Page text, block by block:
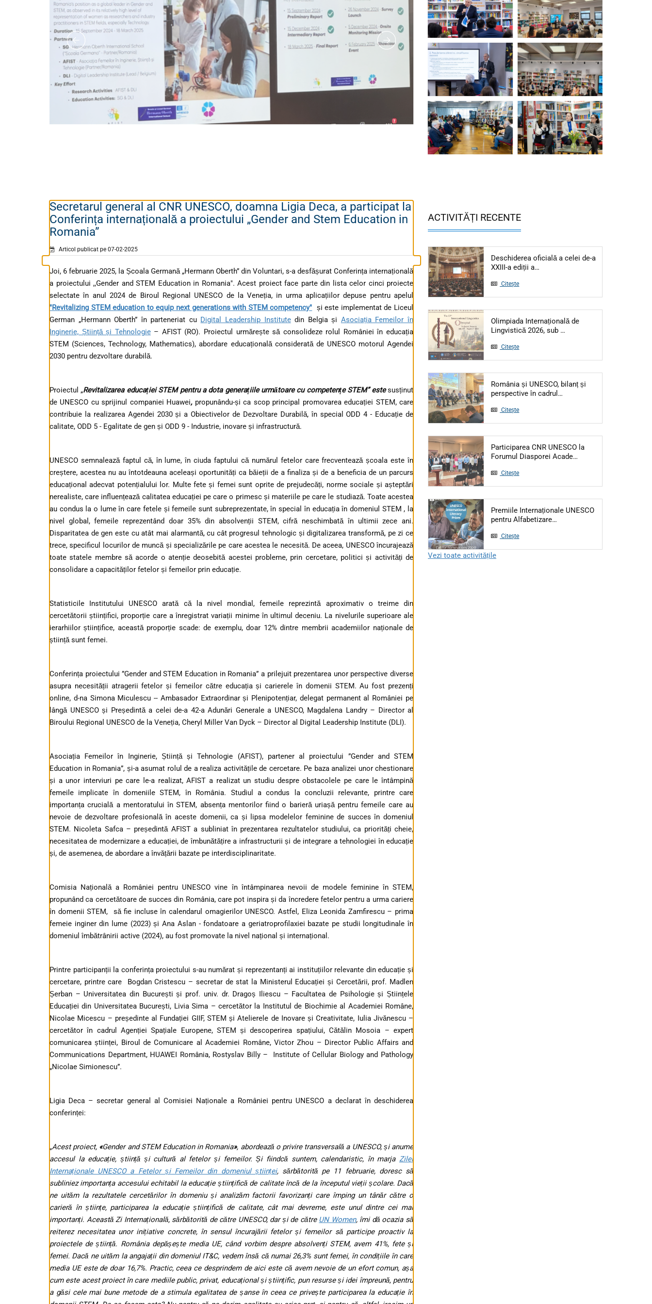
Secretarul general al CNR UNESCO, doamna Ligia Deca, a participat la
Conferința internațională a proiectului „Gender and Stem Education in
Romania”
Articol publicat pe 07-02-2025
Joi, 6 februarie 2025, la Școala Germană „Hermann Oberth” din Voluntari, s-a desfășurat Conferința internațională
a proiectului ,,Gender and STEM Education in Romania". Acest proiect face parte din lista celor cinci proiecte
selectate în anul 2024 de Biroul Regional UNESCO de la Veneția, in urma aplicațiilor depuse pentru apelul
"Revitalizing STEM education to equip next generations with STEM competency" și este implementat de Liceul
German „Hermann Oberth” în parteneriat cu Digital Leadership Institutedin Belgia și Asociația Femeilor în
Inginerie, Știință și Tehnologie– AFIST (RO). Proiectul urmărește să consolideze rolul României în educația
STEM (Sciences, Technology, Mathematics), abordare educațională considerată de UNESCO motorul Agendei
2030 pentru dezvoltare durabilă.
Proiectul „Revitalizarea educației STEM pentru a dota generațiile următoare cu competențe STEM” estesusținut
de UNESCO cu sprijinul companiei Huawei, propunându-și ca scop principal promovarea educației STEM, care
contribuie la realizarea Agendei 2030 și a Obiectivelor de Dezvoltare Durabilă, în special ODD 4 - Educație de
calitate, ODD 5 - Egalitate de gen și ODD 9 - Industrie, inovare și infrastructură.
UNESCO semnalează faptul că, în lume, în ciuda faptului că numărul fetelor care frecventează școala este în
creștere, acestea nu au întotdeauna aceleași oportunități ca băieții de a finaliza și de a beneficia de un parcurs
educațional adecvat potențialului lor. Multe fete și femei sunt oprite de prejudecăți, norme sociale și așteptări
nerealiste, care influențează calitatea educației pe care o primesc și materiile pe care le studiază. Toate acestea
au condus la o lume în care fetele și femeile sunt subreprezentate, în special în educația în domeniul STEM , la
nivel global, femeile reprezentând doar 35% din absolvenții STEM, cifră neschimbată în ultimii zece ani.
Disparitatea de gen este cu atât mai alarmantă, cu cât progresul tehnologic și digitalizarea transformă, pe zi ce
trece, specificul locurilor de muncă și specializările pe care acestea le necesită. De aceea, UNESCO încurajează
toate statele membre să acorde o atenție deosebită acestei probleme, prin cercetare, politici și activități de
consolidare a capacităților fetelor și femeilor prin educație.
Statisticile Institutului UNESCO arată că la nivel mondial, femeile reprezintă aproximativ o treime din
cercetătorii științifici, proporție care a înregistrat variații minime în ultimul deceniu. La nivelurile superioare ale
ierarhiilor științifice, această proporție scade: de exemplu, doar 12% dintre membrii academiilor naționale de
știință sunt femei.
Conferința proiectului ”Gender and STEM Education in Romania” a prilejuit prezentarea unor perspective diverse
asupra necesității atragerii fetelor și femeilor către educația și carierele în domenii STEM. Au fost prezenți
online, d-na Simona Miculescu -- Ambasador Extraordinar și Plenipotențiar, delegat permanent al României pe
lângă UNESCO și Președintă a celei de-a 42-a Adunări Generale a UNESCO, Magdalena Landry – Director al
Biroului Regional UNESCO de la Veneția, Cheryl Miller Van Dyck – Director al Digital Leadership Institute (DLI).
Asociația Femeilor în Inginerie, Știință și Tehnologie (AFIST), partener al proiectului ”Gender and STEM
Education in Romania”, și-a asumat rolul de a realiza activitățile de cercetare. Pe baza analizei unor chestionare
și a unor interviuri pe care le-a realizat, AFIST a realizat un studiu despre obstacolele pe care le întâmpină
femeile implicate în domeniile STEM, în România. Studiul a condus la concluzii relevante, printre care
importanța crucială a mentoratului în STEM, absența mentorilor fiind o barieră uriașă pentru femeile care au
nevoie de dezvoltare profesională în aceste domenii, ca și lipsa modelelor feminine de succes în domeniul
STEM. Nicoleta Safca – președintă AFIST a subliniat în prezentarea rezultatelor studiului, ca priorități cheie,
necesitatea de modernizare a educației, de îmbunătățire a infrastructurii și de integrare a tehnologiei în educație
și, de asemenea, de abordare a învățării bazate pe interdisciplinaritate.
Comisia Națională a României pentru UNESCO vine în întâmpinarea nevoii de modele feminine în STEM,
propunând ca cercetătoare de succes din România, care pot inspira și da încredere fetelor pentru a urma cariere
în domenii STEM, să fie incluse în calendarul omagierilor UNESCO. Astfel, Eliza Leonida Zamfirescu – prima
femeie inginer din lume (2023) și Ana Aslan - fondatoare a geriatroprofilaxiei bazate pe studii longitudinale în
domeniul îmbătrânirii active (2024), au fost promovate la nivel național și internațional.
Printre participanții la conferința proiectului s-au numărat și reprezentanți ai instituțiilor relevante din educație și
cercetare, printre care Bogdan Cristescu – secretar de stat la Ministerul Educației și Cercetării, prof. Madlen
Șerban – Universitatea din București și prof. univ. dr. Dragoș Iliescu – Facultatea de Psihologie și Științele
Educației din Universitatea București, Livia Sima – cercetător la Institutul de Biochimie al Academiei Române,
Nicolae Micescu – președinte al Fundației GIIF, STEM și Atelierele de Inovare și Creativitate, Iulia Jivănescu –
cercetător în cadrul Agenției Spațiale Europene, STEM și descoperirea spațiului, Cătălin Mosoia – expert
comunicarea științei, Biroul de Comunicare al Academiei Române, Victor Zhou – Director Public Affairs and
Communications Department, HUAWEI România, Rostyslav Billy – Institute of Cellular Biology and Pathology
„Nicolae Simionescu”.
Ligia Deca – secretar general al Comisiei Naționale a României pentru UNESCO a declarat în deschiderea
conferinței:
„Acest proiect, «Gender and STEM Education in Romania», abordează o privire transversală a UNESCO, și anume
accesul la educație, știință și cultură al fetelor și femeilor. Și fiindcă suntem, calendaristic, în marja Zilei
Internaționale UNESCO a Fetelor și Femeilor din domeniul științei, sărbătorită pe 11 februarie, doresc să
subliniez importanța accesului echitabil la educație științifică de calitate încă de la începutul vieții școlare. Dacă
ne uităm la rezultatele cercetărilor în domeniu și analizăm factorii favorizanți care împing un tânăr către o
carieră în științe, participarea la educație științifică de calitate, cât mai devreme, este unul dintre cei mai
importanți. Această Zi Internațională, sărbătorită de către UNESCO, dar și de către UN Women, îmi dă ocazia să
reiterez necesitatea unor inițiative concrete, în sensul încurajării fetelor și femeilor să participe proactiv la
proiectele de știință. România depășește media UE, când vorbim despre absolvenți STEM, avem 41%, fete și
femei. Dacă ne uităm la angajații din domeniul IT&C, vedem însă că numai 26,3% sunt femei, în condițiile în care
media UE este de doar 16,7%. Practic, ceea ce desprindem de aici este că avem nevoie de un efort comun, așa
cum este acest proiect în care mediile public, privat, educațional și științific, pun resurse și idei împreună, pentru
a găsi cele mai bune metode de a stimula egalitatea de șanse în ceea ce privește participarea la educație în
ACTIVITĂȚI RECENTE
Deschiderea oficială a celei de-a
XXIII-a ediții a…
Citește
Olimpiada Internațională de
Lingvistică 2026, sub …
Citește
România și UNESCO, bilanț și
perspective în cadrul…
Citește
Participarea CNR UNESCO la
Forumul Diasporei Acade…
Citește
Premiile Internaționale UNESCO
pentru Alfabetizare…
Citește
Vezi toate activitățile